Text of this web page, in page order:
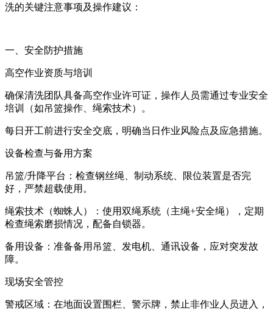
洗的关键注意事项及操作建议：
一、安全防护措施
高空作业资质与培训
确保清洗团队具备高空作业许可证，操作人员需通过专业安全
培训（如吊篮操作、绳索技术）。
每日开工前进行安全交底，明确当日作业风险点及应急措施。
设备检查与备用方案
吊篮/升降平台：检查钢丝绳、制动系统、限位装置是否完
好，严禁超载使用。
绳索技术（蜘蛛人）：使用双绳系统（主绳+安全绳），定期
检查绳索磨损情况，配备自锁器。
备用设备：准备备用吊篮、发电机、通讯设备，应对突发故
障。
现场安全管控
警戒区域：在地面设置围栏、警示牌，禁止非作业人员进入，